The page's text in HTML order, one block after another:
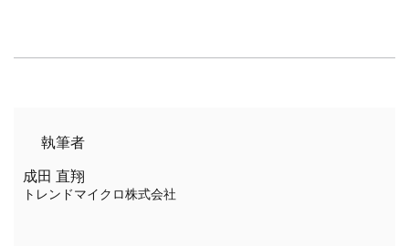
執筆者
成田 直翔
トレンドマイクロ株式会社